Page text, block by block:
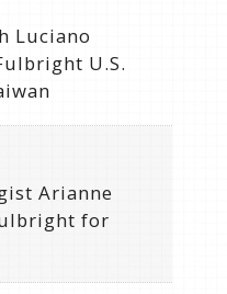
Luciano
U.S.
Arianne
for